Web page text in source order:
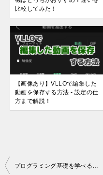
比較してみた！
【画像あり】VLLOで編集した
動画を保存する方法 - 設定の仕
方まで解説！
投
プログラミング基礎を学べるおすすめゲーム3選【論理的思考を鍛える】